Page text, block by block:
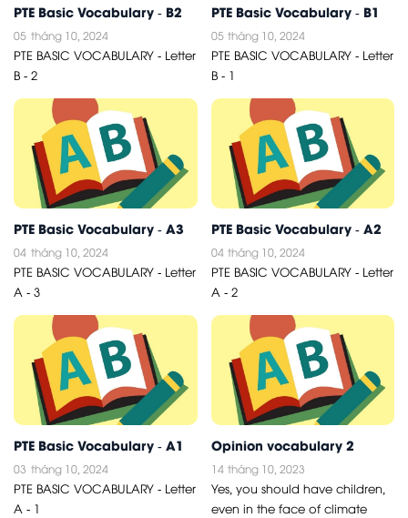
PTE Basic Vocabulary - B2
05 tháng 10, 2024
PTE BASIC VOCABULARY - Letter
B - 2
PTE Basic Vocabulary - B1
05 tháng 10, 2024
PTE BASIC VOCABULARY - Letter
B - 1
PTE Basic Vocabulary - A3
04 tháng 10, 2024
PTE BASIC VOCABULARY - Letter
A - 3
PTE Basic Vocabulary - A2
04 tháng 10, 2024
PTE BASIC VOCABULARY - Letter
A - 2
PTE Basic Vocabulary - A1
03 tháng 10, 2024
PTE BASIC VOCABULARY - Letter
A - 1
Opinion vocabulary 2
14 tháng 10, 2023
Yes, you should have children,
even in the face of climate